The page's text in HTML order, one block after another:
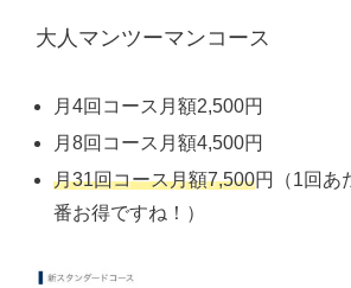
大人マンツーマンコース
月4回コース月額2,500円
月8回コース月額4,500円
月31回コース月額7,500円（1回あ
番お得ですね！）